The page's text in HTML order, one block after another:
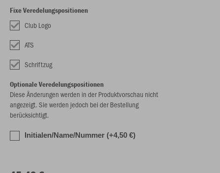
Fixe Veredelungspositionen
Club Logo
ATS
Schriftzug
Optionale Veredelungspositionen
Diese Änderungen werden in der Produktvorschau nicht
angezeigt. Sie werden jedoch bei der Bestellung
berücksichtigt.
Initialen/Name/Nummer (+4,50 €)